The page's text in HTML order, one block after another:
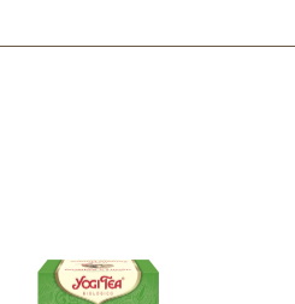
Higiene y cuidado capilar